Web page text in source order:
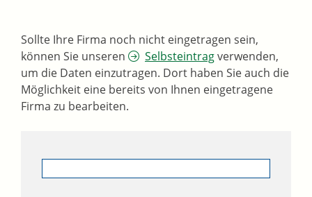
Sollte Ihre Firma noch nicht eingetragen sein,
können Sie unseren
Selbsteintragverwenden,
um die Daten einzutragen. Dort haben Sie auch die
Möglichkeit eine bereits von Ihnen eingetragene
Firma zu bearbeiten.